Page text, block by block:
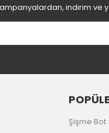
daha pahalı.
alternatifler olmalı.
indirim ve
Şişme Bot